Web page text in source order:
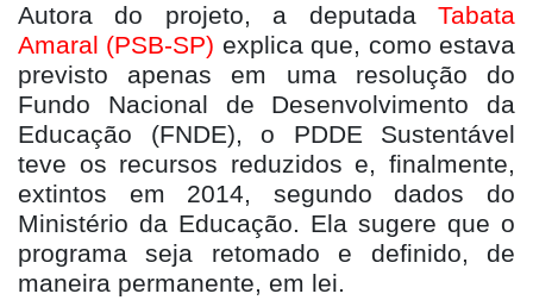
Autora do projeto, a deputada Tabata
Amaral (PSB-SP) explica que, como estava
previsto apenas em uma resolução do
Fundo Nacional de Desenvolvimento da
Educação (FNDE), o PDDE Sustentável
teve os recursos reduzidos e, finalmente,
extintos em 2014, segundo dados do
Ministério da Educação. Ela sugere que o
programa seja retomado e definido, de
maneira permanente, em lei.